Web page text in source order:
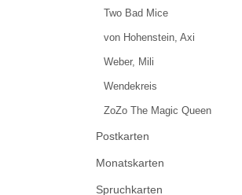
Two Bad Mice
von Hohenstein, Axi
Weber, Mili
Wendekreis
ZoZo The Magic Queen
Postkarten
Monatskarten
Spruchkarten